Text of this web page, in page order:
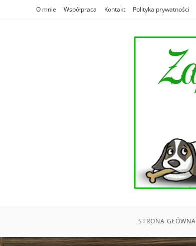
O mnie Współpraca Kontakt Polityka prywatności
STRONA GŁÓWNA